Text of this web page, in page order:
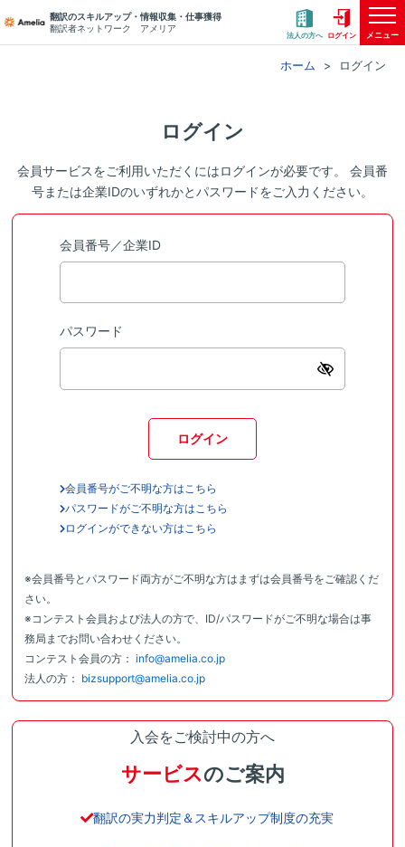
翻訳のスキルアップ・情報収集・仕事獲得
翻訳者ネットワーク アメリア
法人の方へ ログイン メニュー
ホーム ログイン
ログイン
会員サービスをご利用いただくにはログインが必要です。 会員番
号または企業IDのいずれかとパスワードをご入力ください。
会員番号／企業ID
パスワード
ログイン
会員番号がご不明な方はこちら
パスワードがご不明な方はこちら
ログインができない方はこちら
※会員番号とパスワード両方がご不明な方はまずは会員番号をご確認くだ
さい。
※コンテスト会員および法人の方で、ID/パスワードがご不明な場合は事
務局までお問い合わせください。
コンテスト会員の方： info@amelia.co.jp
法人の方： bizsupport@amelia.co.jp
入会をご検討中の方へ
サービスのご案内
翻訳の実力判定＆スキルアップ制度の充実